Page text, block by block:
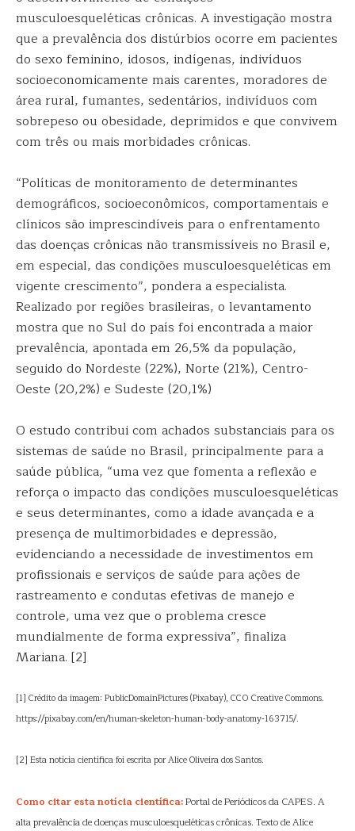
musculoesqueléticas crônicas. A investigação mostra
que a prevalência dos distúrbios ocorre em pacientes
do sexo feminino, idosos, indígenas, indivíduos
socioeconomicamente mais carentes, moradores de
área rural, fumantes, sedentários, indivíduos com
sobrepeso ou obesidade, deprimidos e que convivem
com três ou mais morbidades crônicas.
“Políticas de monitoramento de determinantes
demográficos, socioeconômicos, comportamentais e
clínicos são imprescindíveis para o enfrentamento
das doenças crônicas não transmissíveis no Brasil e,
em especial, das condições musculoesqueléticas em
vigente crescimento”, pondera a especialista.
Realizado por regiões brasileiras, o levantamento
mostra que no Sul do país foi encontrada a maior
prevalência, apontada em 26,5% da população,
seguido do Nordeste (22%), Norte (21%), Centro-
Oeste (20,2%) e Sudeste (20,1%)
O estudo contribui com achados substanciais para os
sistemas de saúde no Brasil, principalmente para a
saúde pública, “uma vez que fomenta a reflexão e
reforça o impacto das condições musculoesqueléticas
e seus determinantes, como a idade avançada e a
presença de multimorbidades e depressão,
evidenciando a necessidade de investimentos em
profissionais e serviços de saúde para ações de
rastreamento e condutas efetivas de manejo e
controle, uma vez que o problema cresce
mundialmente de forma expressiva”, finaliza
Mariana. [2]
[1] Crédito da imagem: PublicDomainPictures (Pixabay), CC0 Creative Commons.
https://pixabay.com/en/human-skeleton-human-body-anatomy-163715/.
[2] Esta notícia científica foi escrita por Alice Oliveira dos Santos.
Como citar esta notícia científica:Portal de Periódicos da CAPES. A
alta prevalência de doenças musculoesqueléticas crônicas. Texto de Alice